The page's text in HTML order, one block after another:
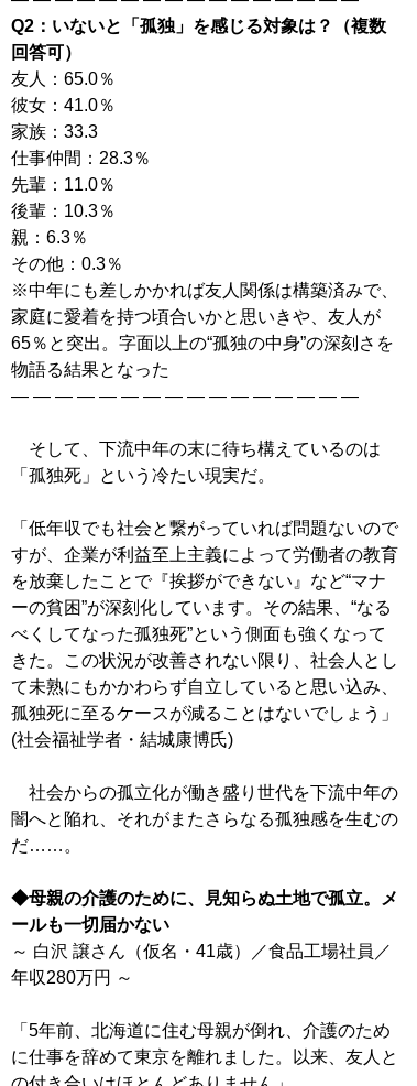
Q2：いないと「孤独」を感じる対象は？（複数
回答可）
友人：65.0％
彼女：41.0％
家族：33.3
仕事仲間：28.3％
先輩：11.0％
後輩：10.3％
親：6.3％
その他：0.3％
※中年にも差しかかれば友人関係は構築済みで、
家庭に愛着を持つ頃合いかと思いきや、友人が
65％と突出。字面以上の“孤独の中身”の深刻さを
物語る結果となった
― ― ― ― ― ― ― ― ― ― ― ― ― ― ― ―
そして、下流中年の末に待ち構えているのは
「孤独死」という冷たい現実だ。
「低年収でも社会と繋がっていれば問題ないので
すが、企業が利益至上主義によって労働者の教育
を放棄したことで『挨拶ができない』など“マナ
ーの貧困”が深刻化しています。その結果、“なる
べくしてなった孤独死”という側面も強くなって
きた。この状況が改善されない限り、社会人とし
て未熟にもかかわらず自立していると思い込み、
孤独死に至るケースが減ることはないでしょう」
(社会福祉学者・結城康博氏)
社会からの孤立化が働き盛り世代を下流中年の
闇へと陥れ、それがまたさらなる孤独感を生むの
だ……。
◆母親の介護のために、見知らぬ土地で孤立。メ
ールも一切届かない
～ 白沢 譲さん（仮名・41歳）／食品工場社員／
年収280万円 ～
「5年前、北海道に住む母親が倒れ、介護のため
に仕事を辞めて東京を離れました。以来、友人と